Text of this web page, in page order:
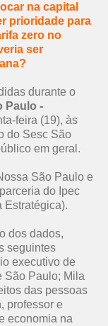
na capital
prioridade para
zero no
ser
durante o
Paulo -
feira (19), às
do Sesc São
em geral.
São Paulo e
do Ipec
Estratégica).
dos dados,
seguintes
executivo de
São Paulo; Mila
das pessoas
professor e
economia na